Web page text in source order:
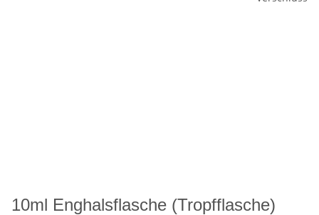
10ml Enghalsflasche (Tropfflasche)